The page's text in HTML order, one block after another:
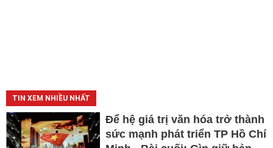
TIN XEM NHIỀU NHẤT
Để hệ giá trị văn hóa trở thành
sức mạnh phát triển TP Hồ Chí